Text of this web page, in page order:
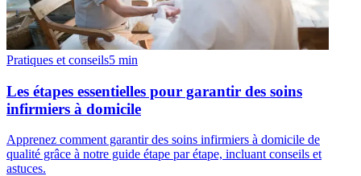
Pratiques et conseils5 min
Les étapes essentielles pour garantir des soins
infirmiers à domicile
Apprenez comment garantir des soins infirmiers à domicile de
qualité grâce à notre guide étape par étape, incluant conseils et
astuces.